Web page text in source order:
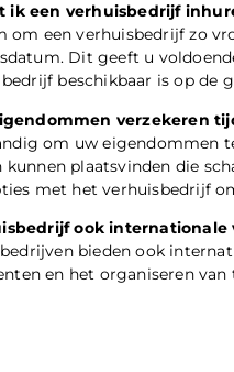
ik een verhuisbedrijf
om een verhuisbedrijf zo
Dit geeft u
beschikbaar is op de
verzekeren
om uw eigendommen
kunnen plaatsvinden die
met het verhuisbedrijf
ook
bieden ook
en het organiseren